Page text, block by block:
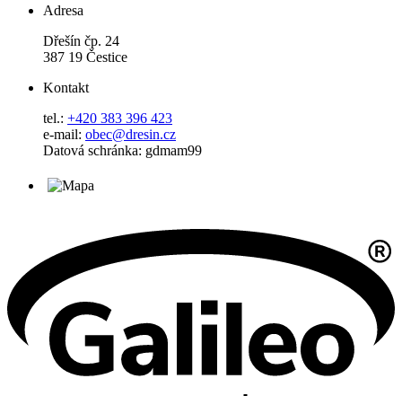
Adresa
Dřešín čp. 24
387 19 Čestice
Kontakt
tel.: +420 383 396 423
e-mail: obec@dresin.cz
Datová schránka: gdmam99